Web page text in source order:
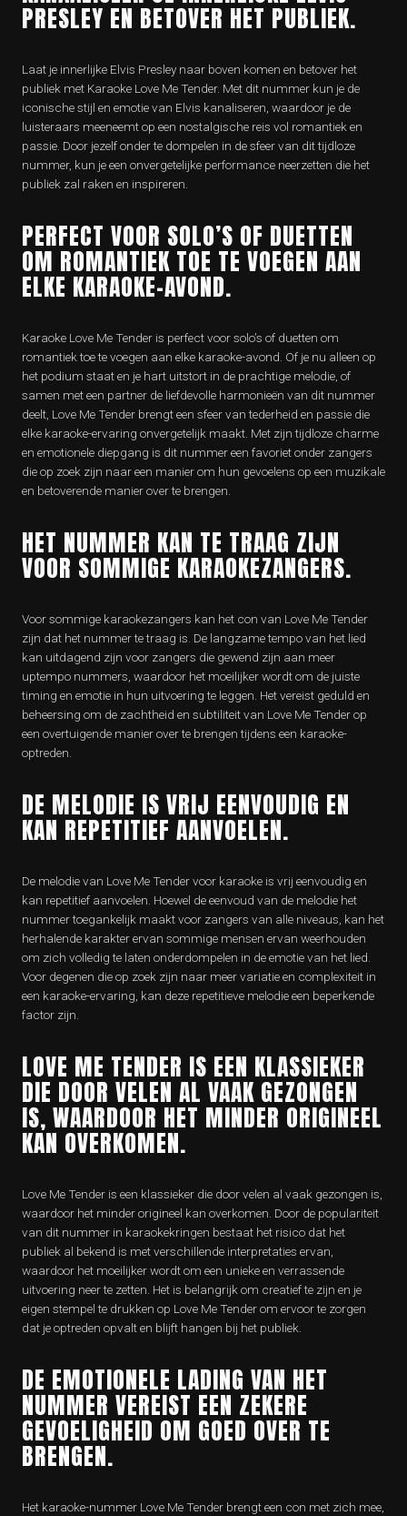
PRESLEY EN BETOVER HET PUBLIEK.
Laat je innerlijke Elvis Presley naar boven komen en betover het
publiek met Karaoke Love Me Tender. Met dit nummer kun je de
iconische stijl en emotie van Elvis kanaliseren, waardoor je de
luisteraars meeneemt op een nostalgische reis vol romantiek en
passie. Door jezelf onder te dompelen in de sfeer van dit tijdloze
nummer, kun je een onvergetelijke performance neerzetten die het
publiek zal raken en inspireren.
PERFECT VOOR SOLO’S OF DUETTEN
OM ROMANTIEK TOE TE VOEGEN AAN
ELKE KARAOKE-AVOND.
Karaoke Love Me Tender is perfect voor solo’s of duetten om
romantiek toe te voegen aan elke karaoke-avond. Of je nu alleen op
het podium staat en je hart uitstort in de prachtige melodie, of
samen met een partner de liefdevolle harmonieën van dit nummer
deelt, Love Me Tender brengt een sfeer van tederheid en passie die
elke karaoke-ervaring onvergetelijk maakt. Met zijn tijdloze charme
en emotionele diepgang is dit nummer een favoriet onder zangers
die op zoek zijn naar een manier om hun gevoelens op een muzikale
en betoverende manier over te brengen.
HET NUMMER KAN TE TRAAG ZIJN
VOOR SOMMIGE KARAOKEZANGERS.
Voor sommige karaokezangers kan het con van Love Me Tender
zijn dat het nummer te traag is. De langzame tempo van het lied
kan uitdagend zijn voor zangers die gewend zijn aan meer
uptempo nummers, waardoor het moeilijker wordt om de juiste
timing en emotie in hun uitvoering te leggen. Het vereist geduld en
beheersing om de zachtheid en subtiliteit van Love Me Tender op
een overtuigende manier over te brengen tijdens een karaoke-
optreden.
DE MELODIE IS VRIJ EENVOUDIG EN
KAN REPETITIEF AANVOELEN.
De melodie van Love Me Tender voor karaoke is vrij eenvoudig en
kan repetitief aanvoelen. Hoewel de eenvoud van de melodie het
nummer toegankelijk maakt voor zangers van alle niveaus, kan het
herhalende karakter ervan sommige mensen ervan weerhouden
om zich volledig te laten onderdompelen in de emotie van het lied.
Voor degenen die op zoek zijn naar meer variatie en complexiteit in
een karaoke-ervaring, kan deze repetitieve melodie een beperkende
factor zijn.
LOVE ME TENDER IS EEN KLASSIEKER
DIE DOOR VELEN AL VAAK GEZONGEN
IS, WAARDOOR HET MINDER ORIGINEEL
KAN OVERKOMEN.
Love Me Tender is een klassieker die door velen al vaak gezongen is,
waardoor het minder origineel kan overkomen. Door de populariteit
van dit nummer in karaokekringen bestaat het risico dat het
publiek al bekend is met verschillende interpretaties ervan,
waardoor het moeilijker wordt om een unieke en verrassende
uitvoering neer te zetten. Het is belangrijk om creatief te zijn en je
eigen stempel te drukken op Love Me Tender om ervoor te zorgen
dat je optreden opvalt en blijft hangen bij het publiek.
DE EMOTIONELE LADING VAN HET
NUMMER VEREIST EEN ZEKERE
GEVOELIGHEID OM GOED OVER TE
BRENGEN.
Het karaoke-nummer Love Me Tender brengt een con met zich mee,